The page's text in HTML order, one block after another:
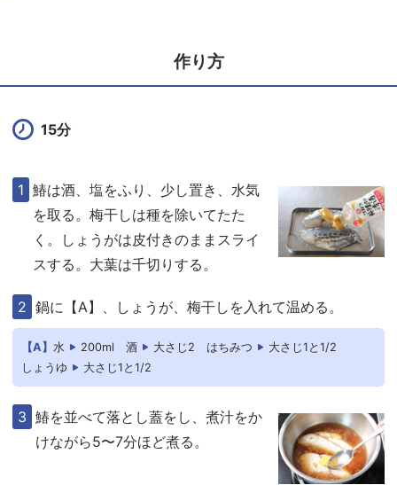
作り方
15分
鰆は酒、塩をふり、少し置き、水気
を取る。梅干しは種を除いてたた
く。しょうがは皮付きのままスライ
スする。大葉は千切りする。
鍋に【A】、しょうが、梅干しを入れて温める。
【A】 水 200ml 酒 大さじ2 はちみつ
大さじ1と1/2
しょうゆ
大さじ1と1/2
鰆を並べて落とし蓋をし、煮汁をか
けながら5〜7分ほど煮る。